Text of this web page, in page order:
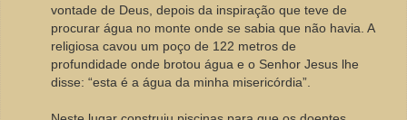
vontade de Deus, depois da inspiração que teve de
procurar água no monte onde se sabia que não havia. A
religiosa cavou um poço de 122 metros de
profundidade onde brotou água e o Senhor Jesus lhe
disse: “esta é a água da minha misericórdia”.